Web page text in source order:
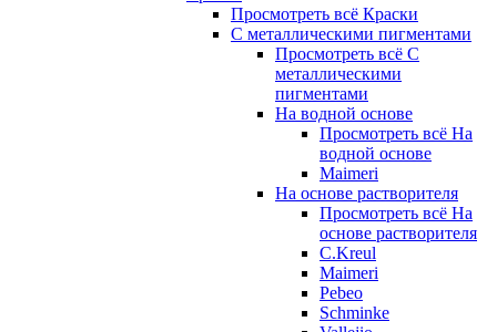
Просмотреть всё Краски
С металлическими пигментами
Просмотреть всё С
металлическими
пигментами
На водной основе
Просмотреть всё На
водной основе
Maimeri
На основе растворителя
Просмотреть всё На
основе растворителя
C.Kreul
Maimeri
Pebeo
Schminke